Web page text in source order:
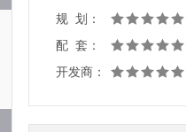
规 划：
配 套：
开发商：